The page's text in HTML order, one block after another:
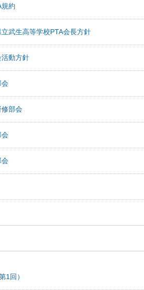
約
武生高等学校PTA会長方針
動方針
会
部会
会
会
1回）